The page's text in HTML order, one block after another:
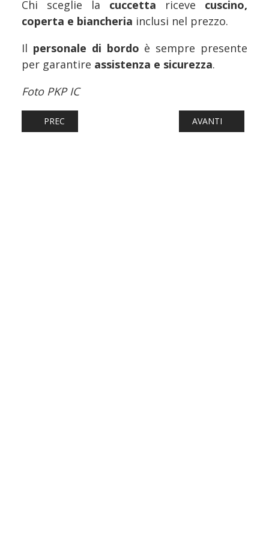
Chi sceglie la cuccetta riceve cuscino,
coperta e biancheria inclusi nel prezzo.
Il personale di bordo è sempre presente
per garantire assistenza e sicurezza.
Foto PKP IC
ARTICOLO PRECEDENTE: FERROVIE: I SINDACI DEL
PREC ARTICOLO
AVANTI